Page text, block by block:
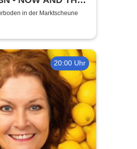
in der Marktscheune
20:00 Uhr